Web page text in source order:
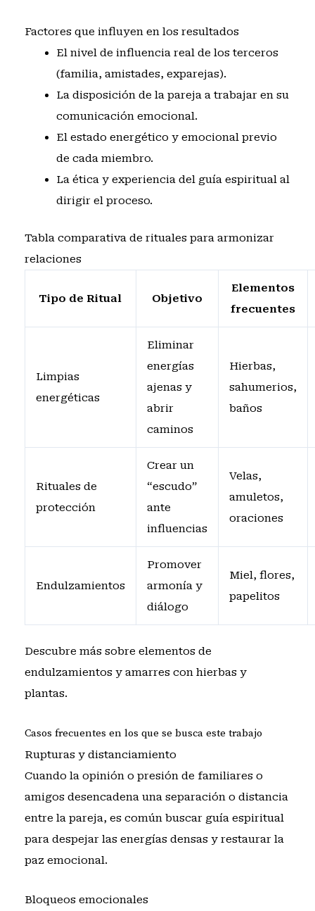
Factores que influyen en los resultados
El nivel de influencia real de los terceros
(familia, amistades, exparejas).
La disposición de la pareja a trabajar en su
comunicación emocional.
El estado energético y emocional previo
de cada miembro.
La ética y experiencia del guía espiritual al
dirigir el proceso.
Tabla comparativa de rituales para armonizar
relaciones
Tipo de Ritual Objetivo
Elementos
frecuentes
Limpias
energéticas
Eliminar
energías
ajenas y
abrir
caminos
Hierbas,
sahumerios,
baños
Rituales de
protección
Crear un
“escudo”
ante
influencias
Velas,
amuletos,
oraciones
Endulzamientos
Promover
armonía y
diálogo
Miel, flores,
papelitos
Descubre más sobre elementos de
endulzamientosy amarres con hierbas y
plantas.
Casos frecuentes en los que se busca este trabajo
Rupturas y distanciamiento
Cuando la opinión o presión de familiares o
amigos desencadena una separación o distancia
entre la pareja, es común buscar guía espiritual
para despejar las energías densas y restaurar la
paz emocional.
Bloqueos emocionales